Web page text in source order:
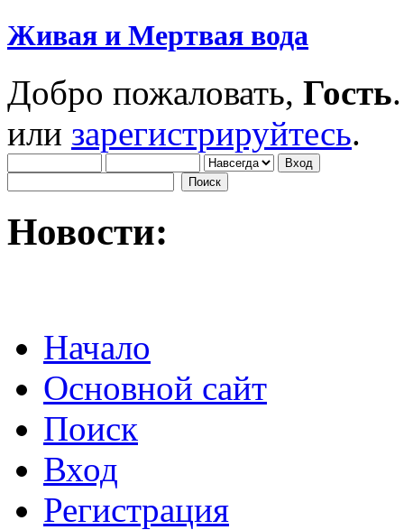
Живая и Мертвая вода
Добро пожаловать, Гость
или зарегистрируйтесь.
Новости:
Начало
Основной сайт
Поиск
Вход
Регистрация